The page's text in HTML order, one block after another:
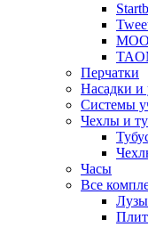
Перчатки
Насадки и
Системы
Чехлы и
Часы
Все
Лузы